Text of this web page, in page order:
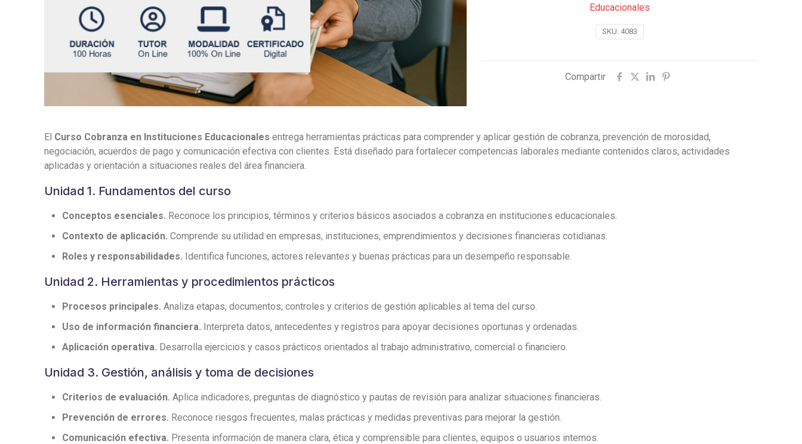
SKU: 4083
Educacionales
Compartir
El Curso Cobranza en Instituciones Educacionales entrega herramientas prácticas para comprender y aplicar gestión de cobranza, prevención de morosidad,
negociación, acuerdos de pago y comunicación efectiva con clientes. Está diseñado para fortalecer competencias laborales mediante contenidos claros, actividades
aplicadas y orientación a situaciones reales del área financiera.
Unidad 1. Fundamentos del curso
Conceptos esenciales. Reconoce los principios, términos y criterios básicos asociados a cobranza en instituciones educacionales.
Contexto de aplicación. Comprende su utilidad en empresas, instituciones, emprendimientos y decisiones financieras cotidianas.
Roles y responsabilidades. Identifica funciones, actores relevantes y buenas prácticas para un desempeño responsable.
Unidad 2. Herramientas y procedimientos prácticos
Procesos principales. Analiza etapas, documentos, controles y criterios de gestión aplicables al tema del curso.
Uso de información financiera. Interpreta datos, antecedentes y registros para apoyar decisiones oportunas y ordenadas.
Aplicación operativa. Desarrolla ejercicios y casos prácticos orientados al trabajo administrativo, comercial o financiero.
Unidad 3. Gestión, análisis y toma de decisiones
Criterios de evaluación. Aplica indicadores, preguntas de diagnóstico y pautas de revisión para analizar situaciones financieras.
Prevención de errores. Reconoce riesgos frecuentes, malas prácticas y medidas preventivas para mejorar la gestión.
Comunicación efectiva. Presenta información de manera clara, ética y comprensible para clientes, equipos o usuarios internos.